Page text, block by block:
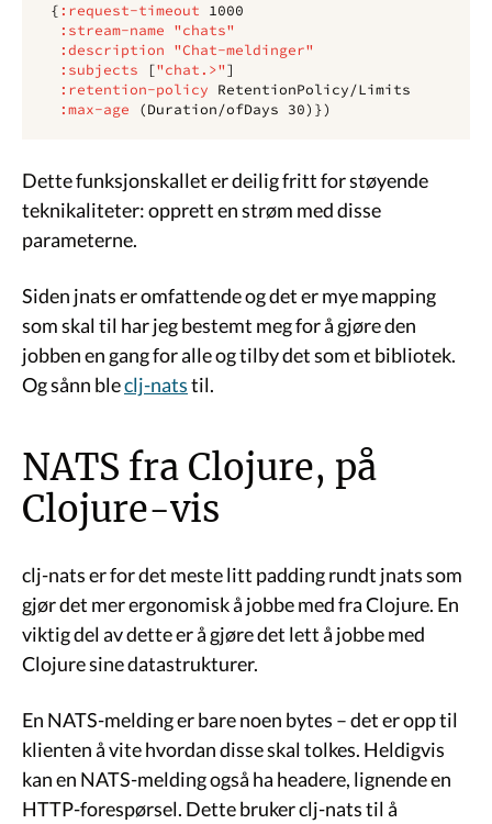
{ :request-timeout
1000
:stream-name
"chats"
:description
"Chat-meldinger"
:subjects
["chat.>" ]
:retention-policy
RetentionPolicy/Limits
:max-age
( Duration/ofDays 30)})
Dette funksjonskallet er deilig fritt for støyende
teknikaliteter: opprett en strøm med disse
parameterne.
Siden jnats er omfattende og det er mye mapping
som skal til har jeg bestemt meg for å gjøre den
jobben en gang for alle og tilby det som et bibliotek.
Og sånn bleclj-natstil.
NATS fra Clojure, på
Clojure-vis
clj-nats er for det meste litt padding rundt jnats som
gjør det mer ergonomisk å jobbe med fra Clojure. En
viktig del av dette er å gjøre det lett å jobbe med
Clojure sine datastrukturer.
En NATS-melding er bare noen bytes – det er opp til
klienten å vite hvordan disse skal tolkes. Heldigvis
kan en NATS-melding også ha headere, lignende en
HTTP-forespørsel. Dette bruker clj-nats til å